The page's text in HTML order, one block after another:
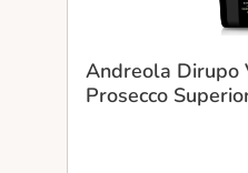
Andreola Dirupo
Prosecco